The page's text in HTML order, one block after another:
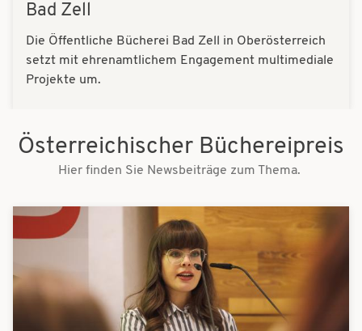
Bad Zell
Die Öffentliche Bücherei Bad Zell in Oberösterreich
setzt mit ehrenamtlichem Engagement multimediale
Projekte um.
Österreichischer Büchereipreis
Hier finden Sie Newsbeiträge zum Thema.
Bilder